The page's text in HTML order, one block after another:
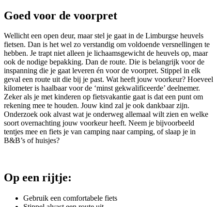
Goed voor de voorpret
Wellicht een open deur, maar stel je gaat in de Limburgse heuvels
fietsen. Dan is het wel zo verstandig om voldoende versnellingen te
hebben. Je trapt niet alleen je lichaamsgewicht de heuvels op, maar
ook de nodige bepakking. Dan de route. Die is belangrijk voor de
inspanning die je gaat leveren én voor de voorpret. Stippel in elk
geval een route uit die bij je past. Wat heeft jouw voorkeur? Hoeveel
kilometer is haalbaar voor de ‘minst gekwalificeerde’ deelnemer.
Zeker als je met kinderen op fietsvakantie gaat is dat een punt om
rekening mee te houden. Jouw kind zal je ook dankbaar zijn.
Onderzoek ook alvast wat je onderweg allemaal wilt zien en welke
soort overnachting jouw voorkeur heeft. Neem je bijvoorbeeld
tentjes mee en fiets je van camping naar camping, of slaap je in
B&B’s of huisjes?
Op een rijtje:
Gebruik een comfortabele fiets